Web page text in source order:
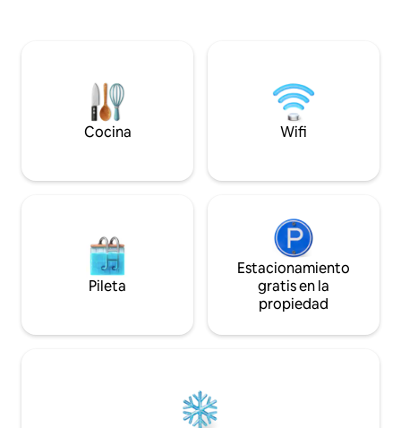
televisión. A poca
centro comercial
centros
bonita vista del
Cocina Wifi
Pileta
Estacionamiento
gratis en la
propiedad